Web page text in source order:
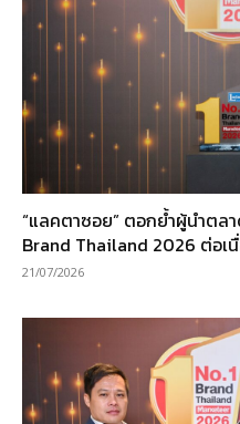
“แลคตาซอย” ตอกย้ำผู้นำตลา
Brand Thailand 2026 ต่อเนื่
21/07/2026